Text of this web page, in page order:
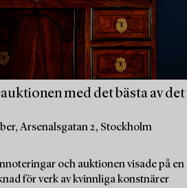
med det bästa av det
Arsenalsgatan 2, Stockholm
och auktionen visade på en
för verk av kvinnliga konstnärer